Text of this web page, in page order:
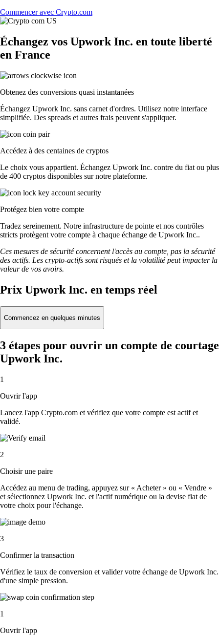
Commencer avec Crypto.com
Échangez vos Upwork Inc. en toute liberté
en France
Obtenez des conversions quasi instantanées
Échangez Upwork Inc. sans carnet d'ordres. Utilisez notre interface
simplifiée. Des spreads et autres frais peuvent s'appliquer.
Accédez à des centaines de cryptos
Le choix vous appartient. Échangez Upwork Inc. contre du fiat ou plus
de 400 cryptos disponibles sur notre plateforme.
Protégez bien votre compte
Tradez sereinement. Notre infrastructure de pointe et nos contrôles
stricts protègent votre compte à chaque échange de Upwork Inc..
Ces mesures de sécurité concernent l'accès au compte, pas la sécurité
des actifs. Les crypto-actifs sont risqués et la volatilité peut impacter la
valeur de vos avoirs.
Prix Upwork Inc. en temps réel
Commencez en quelques minutes
3 étapes pour ouvrir un compte de courtage
Upwork Inc.
1
Ouvrir l'app
Lancez l'app Crypto.com et vérifiez que votre compte est actif et
validé.
2
Choisir une paire
Accédez au menu de trading, appuyez sur « Acheter » ou « Vendre »
et sélectionnez Upwork Inc. et l'actif numérique ou la devise fiat de
votre choix pour l'échange.
3
Confirmer la transaction
Vérifiez le taux de conversion et valider votre échange de Upwork Inc.
d'une simple pression.
1
Ouvrir l'app